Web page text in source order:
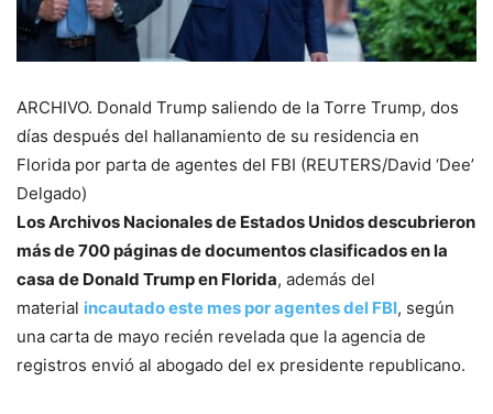
ARCHIVO. Donald Trump saliendo de la Torre Trump, dos
días después del hallanamiento de su residencia en
Florida por parta de agentes del FBI (REUTERS/David ‘Dee’
Delgado)
Los Archivos Nacionales de Estados Unidos descubrieron
más de 700 páginas de documentos clasificados en la
casa de Donald Trump en Florida, además del
material incautado este mes por agentes del FBI, según
una carta de mayo recién revelada que la agencia de
registros envió al abogado del ex presidente republicano.